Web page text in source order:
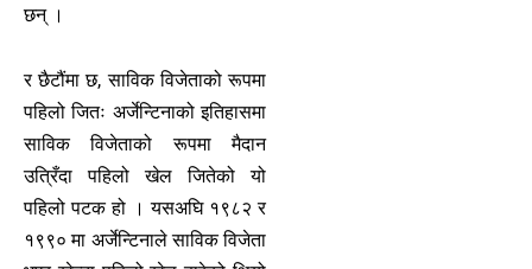
छन् ।
र छैटौंमा छ, साविक विजेताको रूपमा
पहिलो जितः अर्जेन्टिनाको इतिहासमा
साविक विजेताको रूपमा मैदान
उत्रिँदा पहिलो खेल जितेको यो
पहिलो पटक हो । यसअघि १९८२ र
१९९० मा अर्जेन्टिनाले साविक विजेता